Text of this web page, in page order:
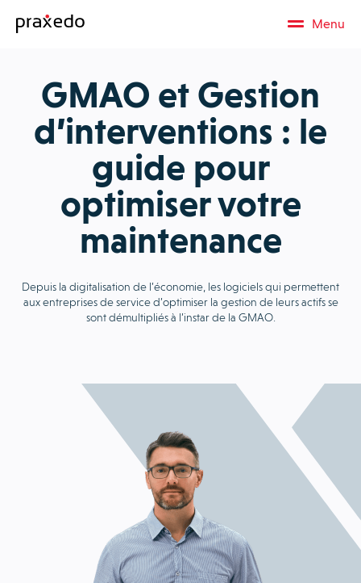
Menu
GMAO et Gestion
d’interventions : le
guide pour
optimiser votre
maintenance
Depuis la digitalisation de l’économie, les logiciels qui permettent
aux entreprises de service d’optimiser la gestion de leurs actifs se
sont démultipliés à l’instar de la GMAO.